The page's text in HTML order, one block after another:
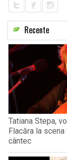
Recente
Tatiana Stepa,
Flacăra la
cântec